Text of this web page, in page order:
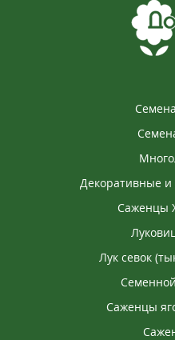
Декоративные и
Саженцы
Лук севок
Саженцы